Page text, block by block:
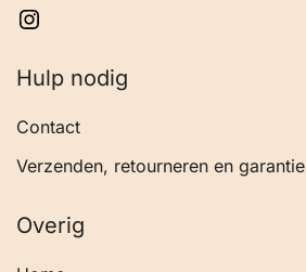
Instagram
Hulp nodig
Contact
Verzenden, retourneren en garantie
Overig